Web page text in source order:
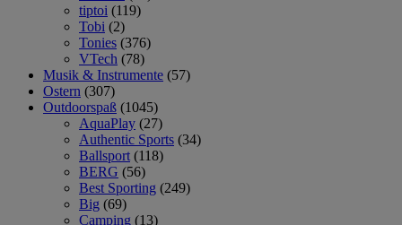
tiptoi (119)
Tobi (2)
Tonies (376)
VTech (78)
Musik & Instrumente (57)
Ostern (307)
Outdoorspaß (1045)
AquaPlay (27)
Authentic Sports (34)
Ballsport (118)
BERG (56)
Best Sporting (249)
Big (69)
Camping (13)